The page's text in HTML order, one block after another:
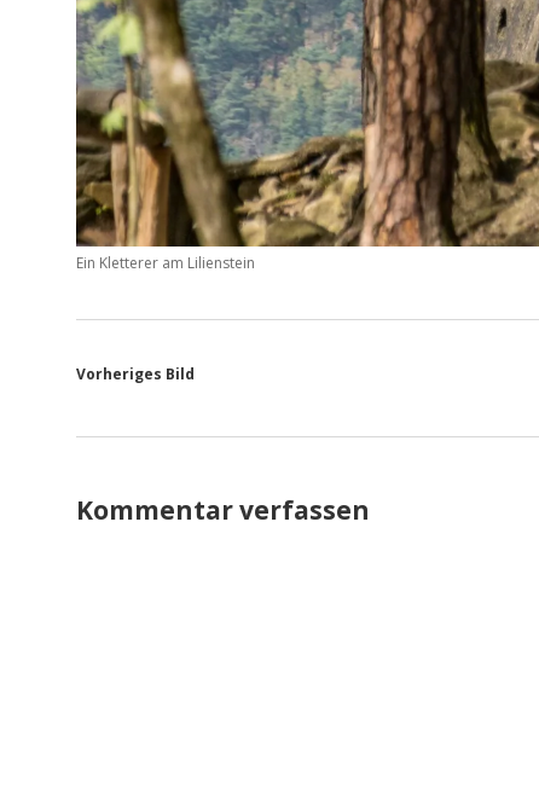
Ein Kletterer am Lilienstein
Vorheriges Bild
Kommentar verfassen